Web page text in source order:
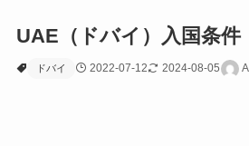
UAE（ドバイ）入国条件
ドバイ 2022-07-12 2024-08-05